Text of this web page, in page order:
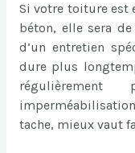
Si votre toiture est
béton, elle sera
d’un entretien
dure plus
tache, mieux vaut